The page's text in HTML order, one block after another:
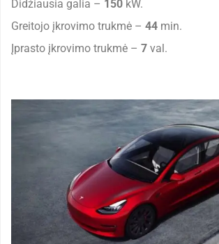
Didžiausia galia – 150 kW.
Greitojo įkrovimo trukmė – 44 min.
Įprasto įkrovimo trukmė – 7 val.